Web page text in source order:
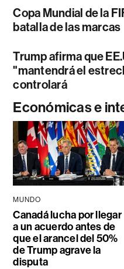
Copa Mundial de la
batalla de las marcas
Trump afirma que
"mantendrá el
controlará
Económicas e
MUNDO
Canadá lucha por llegar
a un acuerdo antes de
que el arancel del 50%
de Trump agrave la
disputa